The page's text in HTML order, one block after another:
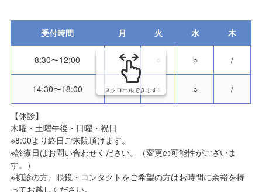
受付時間 月 火 水 木
8:30〜12:00 ○ ○ ○ /
14:30〜18:00 ○ ○ ○ /
スクロールできます
【休診】
木曜・土曜午後・日曜・祝日
※8:00より終日ご来院頂けます。
※診療日はお問い合わせください。（変更の可能性がございま
す。）
※初診の方、眼鏡・コンタクトをご希望の方はお時間に余裕を持
ってお越しください。